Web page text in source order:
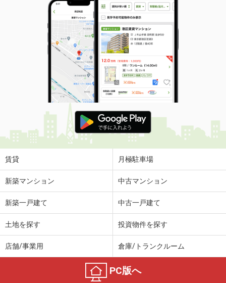
賃貸 月極駐車場
新築マンション 中古マンション
新築一戸建て 中古一戸建て
土地を探す 投資物件を探す
店舗/事業用 倉庫/トランクルーム
PC版へ